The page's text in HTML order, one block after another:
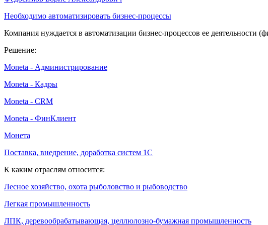
Необходимо автоматизировать бизнес-процессы
Компания нуждается в автоматизации бизнес-процессов ее деятельности
Решение:
Moneta - Администрирование
Moneta - Кадры
Moneta - CRM
Moneta - ФинКлиент
Монета
Поставка, внедрение, доработка систем 1С
К каким отраслям относится:
Лесное хозяйство, охота рыболовство и рыбоводство
Легкая промышленность
ЛПК, деревообрабатывающая, целлюлозно-бумажная промышленность